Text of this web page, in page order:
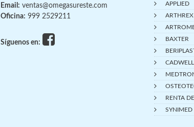
Email: ventas@omegasureste.com
Oficina: 999 2529211
Síguenos en:
APPLIED
ARTHREX
BAXTER
CADWELL
RENTA
SYNIMED